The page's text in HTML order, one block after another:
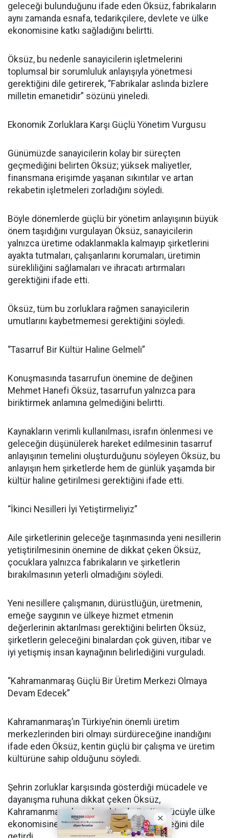
geleceği bulunduğunu ifade eden Öksüz, fabrikaların
aynı zamanda esnafa, tedarikçilere, devlete ve ülke
ekonomisine katkı sağladığını belirtti.
Öksüz, bu nedenle sanayicilerin işletmelerini
toplumsal bir sorumluluk anlayışıyla yönetmesi
gerektiğini dile getirerek, “Fabrikalar aslında bizlere
milletin emanetidir” sözünü yineledi.
Ekonomik Zorluklara Karşı Güçlü Yönetim Vurgusu
Günümüzde sanayicilerin kolay bir süreçten
geçmediğini belirten Öksüz; yüksek maliyetler,
finansmana erişimde yaşanan sıkıntılar ve artan
rekabetin işletmeleri zorladığını söyledi.
Böyle dönemlerde güçlü bir yönetim anlayışının büyük
önem taşıdığını vurgulayan Öksüz, sanayicilerin
yalnızca üretime odaklanmakla kalmayıp şirketlerini
ayakta tutmaları, çalışanlarını korumaları, üretimin
sürekliliğini sağlamaları ve ihracatı artırmaları
gerektiğini ifade etti.
Öksüz, tüm bu zorluklara rağmen sanayicilerin
umutlarını kaybetmemesi gerektiğini söyledi.
“Tasarruf Bir Kültür Haline Gelmeli”
Konuşmasında tasarrufun önemine de değinen
Mehmet Hanefi Öksüz, tasarrufun yalnızca para
biriktirmek anlamına gelmediğini belirtti.
Kaynakların verimli kullanılması, israfın önlenmesi ve
geleceğin düşünülerek hareket edilmesinin tasarruf
anlayışının temelini oluşturduğunu söyleyen Öksüz, bu
anlayışın hem şirketlerde hem de günlük yaşamda bir
kültür haline getirilmesi gerektiğini ifade etti.
“İkinci Nesilleri İyi Yetiştirmeliyiz”
Aile şirketlerinin geleceğe taşınmasında yeni nesillerin
yetiştirilmesinin önemine de dikkat çeken Öksüz,
çocuklara yalnızca fabrikaların ve şirketlerin
bırakılmasının yeterli olmadığını söyledi.
Yeni nesillere çalışmanın, dürüstlüğün, üretmenin,
emeğe saygının ve ülkeye hizmet etmenin
değerlerinin aktarılması gerektiğini belirten Öksüz,
şirketlerin geleceğini binalardan çok güven, itibar ve
iyi yetişmiş insan kaynağının belirlediğini vurguladı.
“Kahramanmaraş Güçlü Bir Üretim Merkezi Olmaya
Devam Edecek”
Kahramanmaraş’ın Türkiye’nin önemli üretim
merkezlerinden biri olmayı sürdüreceğine inandığını
ifade eden Öksüz, kentin güçlü bir çalışma ve üretim
kültürüne sahip olduğunu söyledi.
Şehrin zorluklar karşısında gösterdiği mücadele ve
dayanışma ruhuna dikkat çeken Öksüz,
Kahramanmaraş’ın gelecekte de üretim gücüyle ülke
ekonomisine katkı sunmaya devam edeceğini dile